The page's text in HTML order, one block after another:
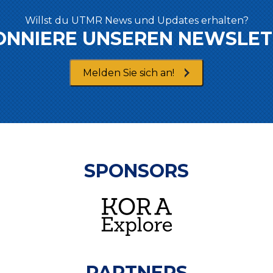
Willst du UTMR News und Updates erhalten?
UNSEREN
Melden Sie sich an!
SPONSORS